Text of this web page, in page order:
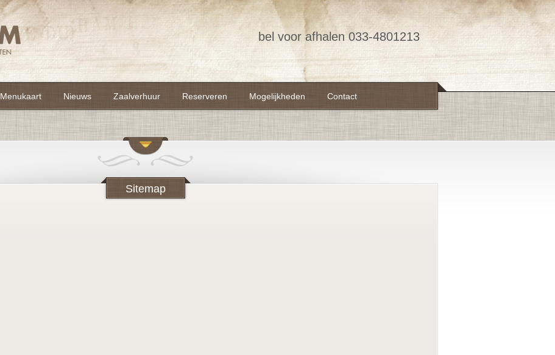
Menukaart Nieuws Zaalverhuur Reserveren Mogelijkheden Contact
bel voor afhalen 033-4801213
Sitemap